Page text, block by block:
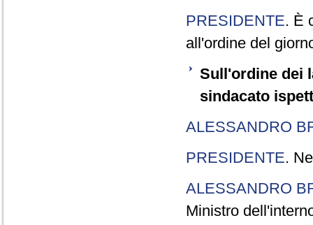
PRESIDENTE. È
all'ordine del
Sull'ordine dei
sindacato
ALESSANDRO
PRESIDENTE.
ALESSANDRO
Ministro